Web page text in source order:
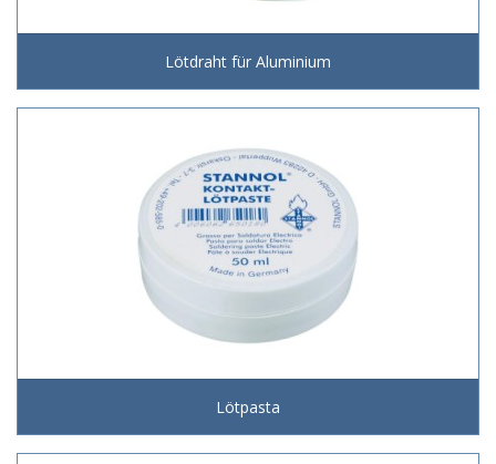
Lötdraht für Aluminium
Lötpasta